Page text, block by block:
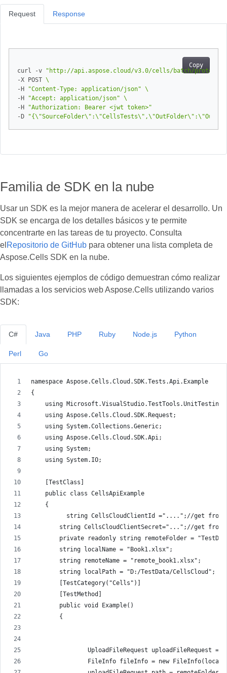
Request
Copy
curl -v
"http://api.aspose.cloud/v3.0/cells/batch/protect"
-X POST
-H
"Content-Type: application/json"
-H
"Accept: application/json"
-H
"Authorization: Bearer <jwt token>"
-D
Response
Familia de SDK en la nube
Usar un SDK es la mejor manera de acelerar el desarrollo. Un
SDK se encarga de los detalles básicos y te permite
concentrarte en las tareas de tu proyecto. Consulta
el Repositorio de GitHub para obtener una lista completa de
Aspose.Cells SDK en la nube.
Los siguientes ejemplos de código demuestran cómo realizar
llamadas a los servicios web Aspose.Cells utilizando varios
SDK:
C#
namespace Aspose.Cells.Cloud.SDK.Tests.Api.Example
{
    using Microsoft.VisualStudio.TestTools.UnitTesting;
    using Aspose.Cells.Cloud.SDK.Request;
    using System.Collections.Generic;
    using Aspose.Cells.Cloud.SDK.Api;
    using System;
    using System.IO;
    [TestClass]
    public class CellsApiExample
    {
string CellsCloudClientId ="....";//get
string CellsCloudClientSecret="...";//get
private readonly string remoteFolder =
        string localName = "Book1.xlsx";
        string remoteName = "remote_book1.xlsx";
        string localPath = "D:/TestData/CellsCloud";
        [TestCategory("Cells")]
        [TestMethod]
        public void Example()
        {
UploadFileRequest uploadFileRequest =
FileInfo fileInfo = new
Java PHP Ruby Node.js Python
Perl Go